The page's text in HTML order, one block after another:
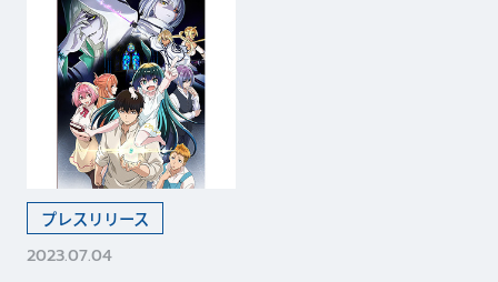
プレスリリース
2023.07.04